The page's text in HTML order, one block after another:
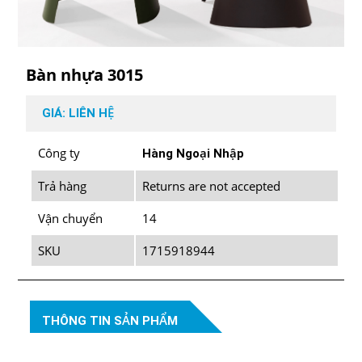
Bàn nhựa 3015
GIÁ: LIÊN HỆ
Công ty Hàng Ngoại Nhập
Trả hàng
Returns are not accepted
Vận chuyển
14
SKU
1715918944
THÔNG TIN SẢN PHẨM